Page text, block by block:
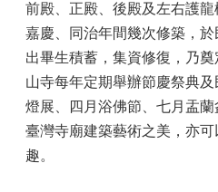
前殿、正殿、後殿及左右護
嘉慶、同治年間幾次修築，
出畢生積蓄，集資修復，乃
山寺每年定期舉辦節慶祭典
燈展、四月浴佛節、七月盂
臺灣寺廟建築藝術之美，亦
趣。